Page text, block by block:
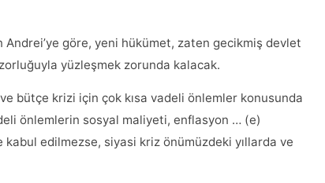
göre, yeni hükümet, zaten gecikmiş devlet
yüzleşmek zorunda kalacak.
bütçe krizi için çok kısa vadeli önlemler konusunda
önlemlerin sosyal maliyeti, enflasyon … (e)
edilmezse, siyasi kriz önümüzdeki yıllarda ve